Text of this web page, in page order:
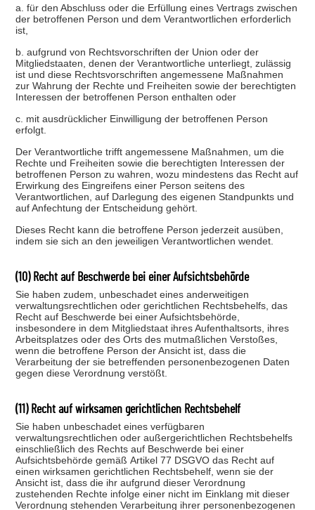
a. für den Abschluss oder die Erfüllung eines Vertrags zwischen
der betroffenen Person und dem Verantwortlichen erforderlich
ist,
b. aufgrund von Rechtsvorschriften der Union oder der
Mitgliedstaaten, denen der Verantwortliche unterliegt, zulässig
ist und diese Rechtsvorschriften angemessene Maßnahmen
zur Wahrung der Rechte und Freiheiten sowie der berechtigten
Interessen der betroffenen Person enthalten oder
c. mit ausdrücklicher Einwilligung der betroffenen Person
erfolgt.
Der Verantwortliche trifft angemessene Maßnahmen, um die
Rechte und Freiheiten sowie die berechtigten Interessen der
betroffenen Person zu wahren, wozu mindestens das Recht auf
Erwirkung des Eingreifens einer Person seitens des
Verantwortlichen, auf Darlegung des eigenen Standpunkts und
auf Anfechtung der Entscheidung gehört.
Dieses Recht kann die betroffene Person jederzeit ausüben,
indem sie sich an den jeweiligen Verantwortlichen wendet.
(10) Recht auf Beschwerde bei einer Aufsichtsbehörde
Sie haben zudem, unbeschadet eines anderweitigen
verwaltungsrechtlichen oder gerichtlichen Rechtsbehelfs, das
Recht auf Beschwerde bei einer Aufsichtsbehörde,
insbesondere in dem Mitgliedstaat ihres Aufenthaltsorts, ihres
Arbeitsplatzes oder des Orts des mutmaßlichen Verstoßes,
wenn die betroffene Person der Ansicht ist, dass die
Verarbeitung der sie betreffenden personenbezogenen Daten
gegen diese Verordnung verstößt.
(11) Recht auf wirksamen gerichtlichen Rechtsbehelf
Sie haben unbeschadet eines verfügbaren
verwaltungsrechtlichen oder außergerichtlichen Rechtsbehelfs
einschließlich des Rechts auf Beschwerde bei einer
Aufsichtsbehörde gemäß Artikel 77 DSGVO das Recht auf
einen wirksamen gerichtlichen Rechtsbehelf, wenn sie der
Ansicht ist, dass die ihr aufgrund dieser Verordnung
zustehenden Rechte infolge einer nicht im Einklang mit dieser
Verordnung stehenden Verarbeitung ihrer personenbezogenen